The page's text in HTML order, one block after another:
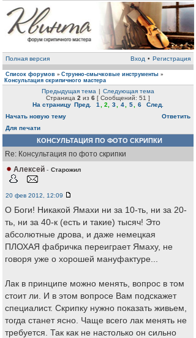
Полная версия Вход • Регистрация
Список форумов » Струнно-смычковые инструменты »
Консультация скрипичного мастера
Предыдущая тема | Следующая тема
Страница 2 из 6 [ Сообщений: 51 ]
На страницу Пред. 1 2 3 4 5 6
След.
Начать новую тему
Ответить
Для печати
КОНСУЛЬТАЦИЯ ПО ФОТО СКРИПКИ
Re: Консультация по фото скрипки
Алексей - Старожил
20 фев 2012, 12:09
О Боги! Никакой Ямахи ни за 10-ть, ни за 20-
ть, ни за 40-к (есть и такие) тысяч! Это
абсолютные дрова, и даже немецкая
ПЛОХАЯ фабричка переиграет Ямаху, не
говоря уже о хорошей мануфактуре...
Лак в принципе можно менять, вопрос в том
стоит ли. И в этом вопросе Вам подскажет
специалист. Скрипку нужно показать живьем,
тогда станет ясно. Чаще всего лак менять не
требуется. Так как не настолько он сильно